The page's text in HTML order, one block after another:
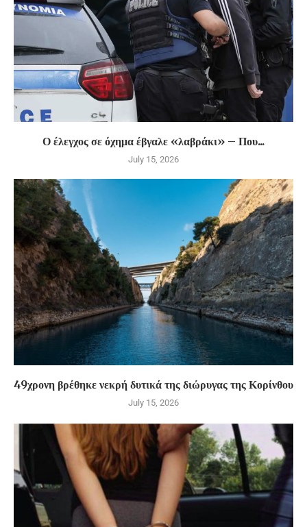
Ο έλεγχος σε όχημα έβγαλε «λαβράκι» – Που...
July 15, 2026
49χρονη βρέθηκε νεκρή δυτικά της διώρυγας της Κορίνθου
July 15, 2026